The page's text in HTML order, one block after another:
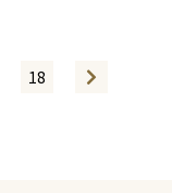
18